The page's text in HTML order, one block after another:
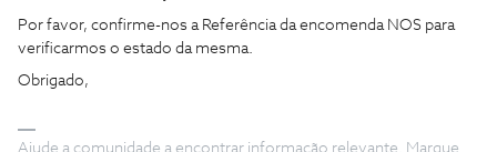
Por favor, confirme-nos a Referência da encomenda NOS para
verificarmos o estado da mesma.
Obrigado,
Ajude a comunidade a encontrar informação relevante. Marque